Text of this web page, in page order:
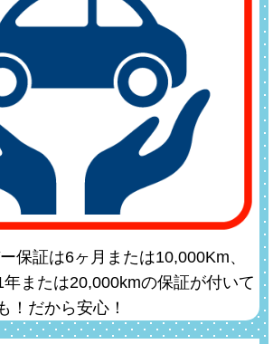
保証は6ヶ月または10,000Km、
または20,000kmの保証が付いて
！だから安心！